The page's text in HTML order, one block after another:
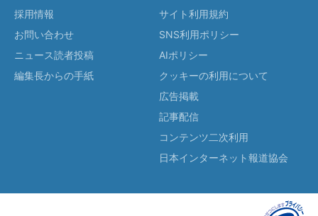
採用情報
お問い合わせ
ニュース読者投稿
編集長からの手紙
サイト利用規約
SNS利用ポリシー
AIポリシー
クッキーの利用について
広告掲載
記事配信
コンテンツ二次利用
日本インターネット報道協会